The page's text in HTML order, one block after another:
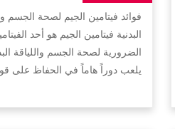
فوائد فيتامين الجيم لصحة الجسم
البدنية فيتامين الجيم هو أحد
الضرورية لصحة الجسم واللياقة
يلعب دوراً هاماً في الحفاظ على